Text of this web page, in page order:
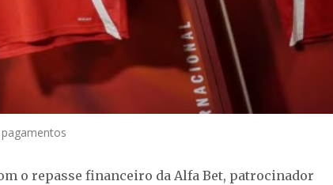
o repasse financeiro da Alfa Bet, patrocinador